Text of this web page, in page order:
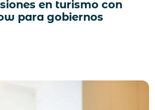
en turismo con
para gobiernos